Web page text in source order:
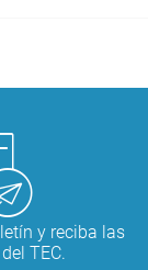
y reciba las
TEC.